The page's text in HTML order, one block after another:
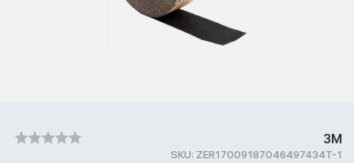
3M
SKU: ZER17009187046497434T-1